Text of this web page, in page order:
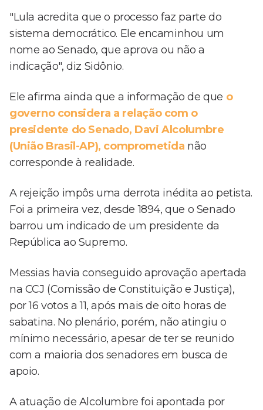
"Lula acredita que o processo faz parte do
sistema democrático. Ele encaminhou um
nome ao Senado, que aprova ou não a
indicação", diz Sidônio.
Ele afirma ainda que a informação de que o
governo considera a relação com o
presidente do Senado, Davi Alcolumbre
(União Brasil-AP), comprometida não
corresponde à realidade.
A rejeição impôs uma derrota inédita ao petista.
Foi a primeira vez, desde 1894, que o Senado
barrou um indicado de um presidente da
República ao Supremo.
Messias havia conseguido aprovação apertada
na CCJ (Comissão de Constituição e Justiça),
por 16 votos a 11, após mais de oito horas de
sabatina. No plenário, porém, não atingiu o
mínimo necessário, apesar de ter se reunido
com a maioria dos senadores em busca de
apoio.
A atuação de Alcolumbre foi apontada por